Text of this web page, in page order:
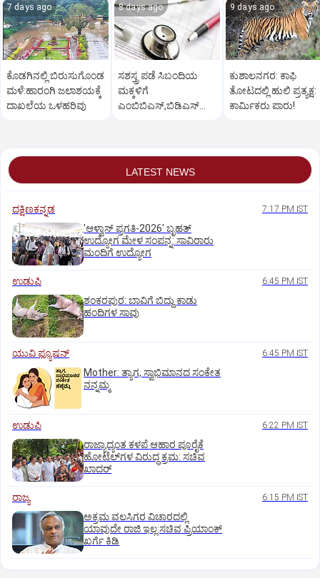
7 days ago
ಕೊಡಗಿನಲ್ಲಿ ಬಿರುಸುಗೊಂಡ
ಮಳೆ:ಹಾರಂಗಿ ಜಲಾಶಯಕ್ಕೆ
ದಾಖಲೆಯ ಒಳಹರಿವು
8 days ago
ಸಶಸ್ತ್ರ ಪಡೆ ಸಿಬಂದಿಯ
ಮಕ್ಕಳಿಗೆ
ಎಂಬಿಬಿಎಸ್‌,ಬಿಡಿಎಸ್‌
9 days ago
ಕುಶಾಲನಗರ: ಕಾಫಿ
ತೋಟದಲ್ಲಿ ಹುಲಿ ಪ್ರತ್ಯಕ್ಷ:
ಕಾರ್ಮಿಕರು ಪಾರು!
LATEST NEWS
ದಕ್ಷಿಣಕನ್ನಡ 7:17 PM IST
'ಆಳ್ವಾಸ್‌ ಪ್ರಗತಿ-2026' ಬೃಹತ್
ಉದ್ಯೋಗ ಮೇಳ ಸಂಪನ್ನ: ಸಾವಿರಾರು
ಮಂದಿಗೆ ಉದ್ಯೋಗ
ಉಡುಪಿ 6:45 PM IST
ಶಂಕರಪುರ: ಬಾವಿಗೆ ಬಿದ್ದು ಕಾಡು
ಹಂದಿಗಳ ಸಾವು
ಯುವಿ ಫ್ಯೂಷನ್ 6:45 PM IST
Mother: ತ್ಯಾಗ, ಸ್ವಾಭಿಮಾನದ ಸಂಕೇತ
ನನ್ನಮ್ಮ
ಉಡುಪಿ 6:22 PM IST
ರಾಜ್ಯಾದ್ಯಂತ ಕಳಪೆ ಆಹಾರ ಪೂರೈಕೆ
ಹೋಟೆಲ್‌ಗಳ ವಿರುದ್ಧ ಕ್ರಮ: ಸಚಿವ
ಖಾದರ್
ರಾಜ್ಯ 6:15 PM IST
ಅಕ್ರಮ ವಲಸಿಗರ ವಿಚಾರದಲ್ಲಿ
ಯಾವುದೇ ರಾಜಿ ಇಲ್ಲ:ಸಚಿವ ಪ್ರಿಯಾಂಕ್
ಖರ್ಗೆ ಕಿಡಿ